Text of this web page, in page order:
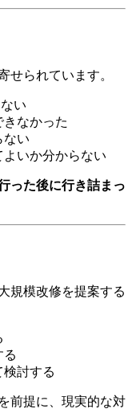
せられています。
い
なかった
ない
いか分からない
った後に行き詰まっ
規模改修を提案する
る
討する
前提に、現実的な対